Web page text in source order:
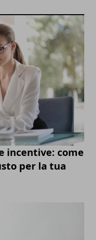
incentive: come
per la tua